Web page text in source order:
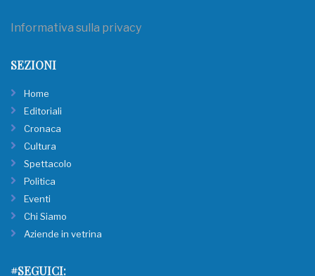
Informativa sulla privacy
SEZIONI
Home
Editoriali
Cronaca
Cultura
Spettacolo
Politica
Eventi
Chi Siamo
Aziende in vetrina
#SEGUICI: